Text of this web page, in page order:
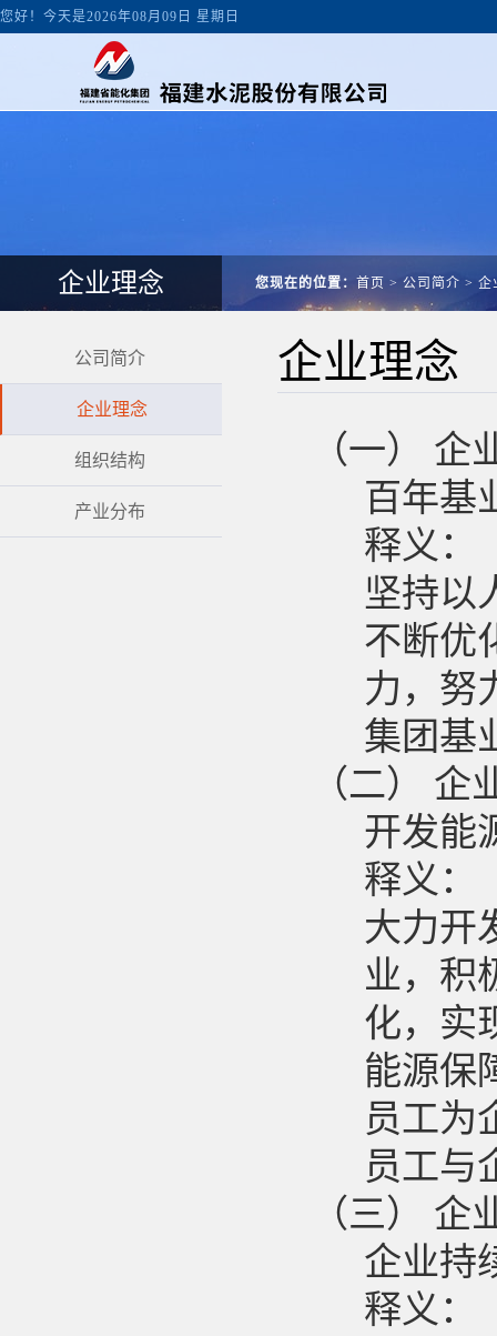
您好！今天是2026年08月09日 星期日
企业理念 您现在的位置： 首页 > 公司简介 > 企
公司简介
企业理念
组织结构
产业分布
企业理念
（一） 企
百年基
释义：
坚持以
不断优
力，努
集团基
（二） 企
开发能
释义：
大力开
业，积
化，实
能源保
员工为
员工与
（三） 企
企业持
释义：